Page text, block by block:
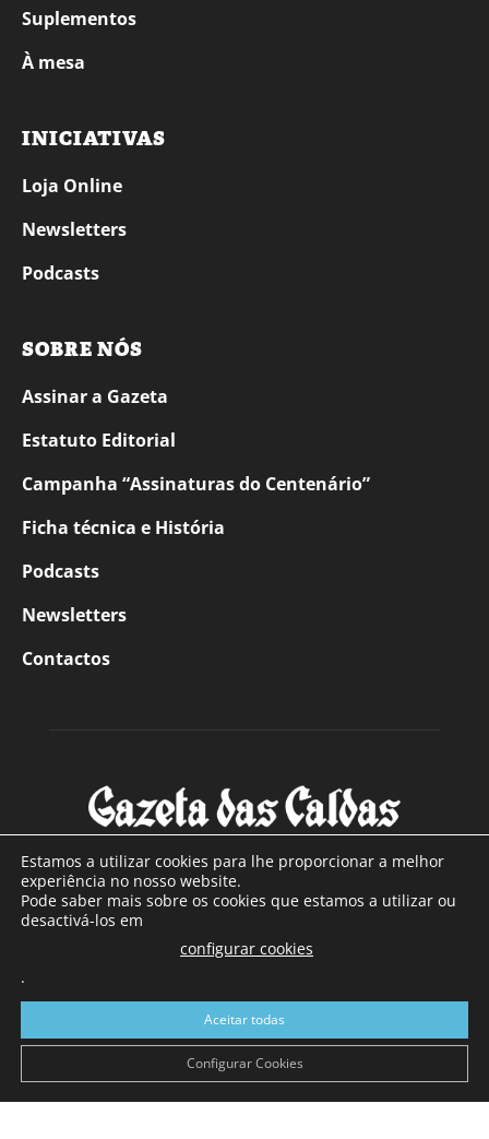
Suplementos
À mesa
INICIATIVAS
Loja Online
Newsletters
Podcasts
SOBRE NÓS
Assinar a Gazeta
Estatuto Editorial
Campanha “Assinaturas do Centenário”
Ficha técnica e História
Podcasts
Newsletters
Contactos
SOBRE NÓS
Com sede nas Caldas da Rainha e mais de 90 anos de
a sul de distrito de Leiria, com mais de 40.000 leitores por
toda a região Oeste. Jornal com distribuição em Portugal
Continental e assinatura online.
Estamos a utilizar cookies para lhe proporcionar a melhor
experiência no nosso website.
Pode saber mais sobre os cookies que estamos a utilizar ou
desactivá-los em
configurar cookies
.
Aceitar todas
Configurar Cookies